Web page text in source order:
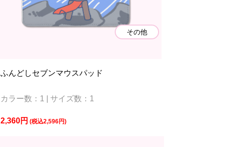
ふんどしセブンマウスパッド
カラー数：1 | サイズ数：1
その他
2,360円 (税込2,596円)